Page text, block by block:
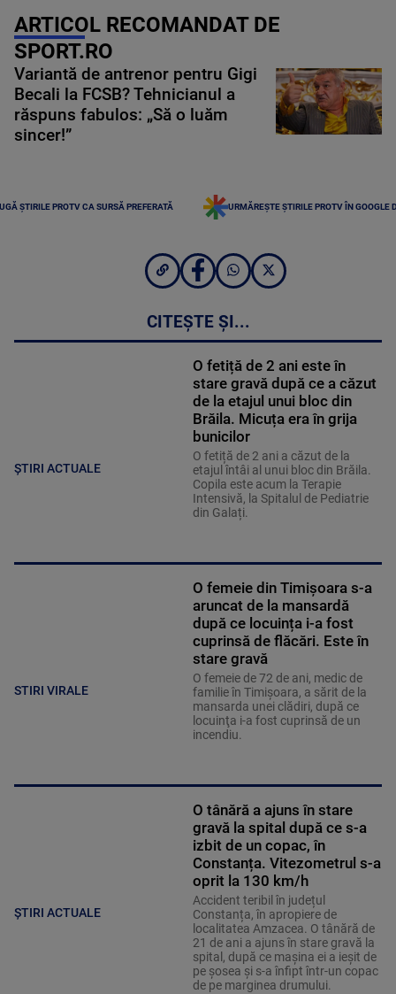
ARTICOL RECOMANDAT DE
SPORT.RO
Variantă de antrenor pentru Gigi
Becali la FCSB? Tehnicianul a
răspuns fabulos: „Să o luăm
sincer!”
ȘTIRILE PROTV CA SURSĂ PREFERATĂ URMĂREȘTE ȘTIRILE PROTV ÎN GOOGLE
CITEȘTE ȘI...
ȘTIRI ACTUALE
O fetiță de 2 ani este în
stare gravă după ce a căzut
de la etajul unui bloc din
Brăila. Micuța era în grija
bunicilor
O fetiță de 2 ani a căzut de la
etajul întâi al unui bloc din Brăila.
Copila este acum la Terapie
Intensivă, la Spitalul de Pediatrie
din Galați.
STIRI VIRALE
O femeie din Timișoara s-a
aruncat de la mansardă
după ce locuința i-a fost
cuprinsă de flăcări. Este în
stare gravă
O femeie de 72 de ani, medic de
familie în Timișoara, a sărit de la
mansarda unei clădiri, după ce
locuinţa i-a fost cuprinsă de un
incendiu.
ȘTIRI ACTUALE
O tânără a ajuns în stare
gravă la spital după ce s-a
izbit de un copac, în
Constanța. Vitezometrul s-a
oprit la 130 km/h
Accident teribil în județul
Constanța, în apropiere de
localitatea Amzacea. O tânără de
21 de ani a ajuns în stare gravă la
spital, după ce mașina ei a ieșit de
pe șosea și s-a înfipt într-un copac
de pe marginea drumului.